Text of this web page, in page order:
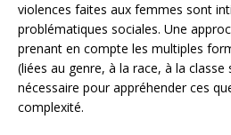
violences faites aux femmes sont
problématiques sociales. Une
prenant en compte les multiples
(liées au genre, à la race, à la
nécessaire pour appréhender ces
complexité.